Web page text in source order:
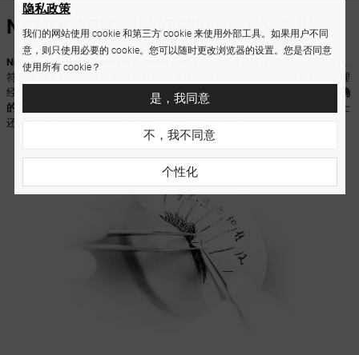
NANOLASH– 最好的睫毛延长帮助
Nanolash Eyelash Tweezer Curved
符合人体工程学的设计不会在长时间工作中拉伤您的手腕。它可以轻松处理
经典和浓密的睫毛延长方法，事实证明它是一个多用途配件！镊子具有
精确
的抓握力
，可帮助您使用不同的方法轻松打造扇形睫毛。无论您是专业人士
还是初学者，这些镊子一定会让您的工作变得更轻松。
隐私政策
我们的网站使用 cookie 和第三方 cookie 来使用外部工具。如果用户不同
意，则只使用必要的 cookie。您可以随时更改浏览器的设置。您是否同意
使用所有 cookie？
是，我同意
不，我不同意
个性化